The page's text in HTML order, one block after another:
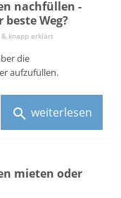
nachfüllen -
beste Weg?
& knapp erklärt
die
aufzufüllen.
search weiterlesen
mieten oder